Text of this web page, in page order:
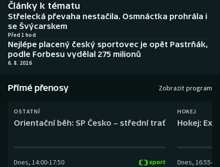
Biatlon
Boby a skeleton
Box
Curling
Dostihy
Aplikace ČT sport
AZ kvíz
Články k tématu
Střelecká převaha nestačila. Osmnáctka prohrála i
se Švýcarskem
Před 1 hod
Nejlépe placený český sportovec je opět Pastrňák,
podle Forbesu vydělal 275 milionů
6. 8. 2026
Přímé přenosy Zobrazit program
OSTATNÍ
Orientační běh: SP Česko – střední trať
Dnes, 14:00-17:50
HOKEJ
Hokej:
Dnes, 16:55-